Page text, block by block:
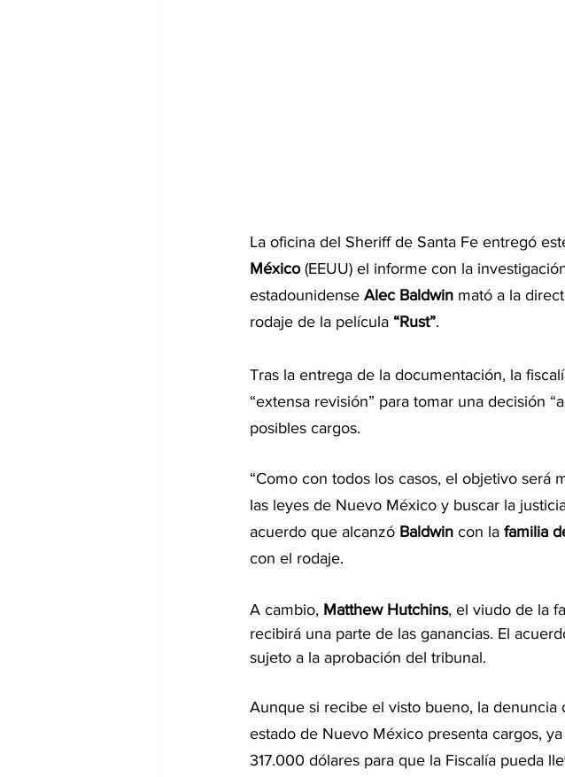
La oficina del Sheriff de Santa Fe entregó
México (EEUU) el informe con la
estadounidense Alec Baldwin mató a la
rodaje de la película “Rust”.
Tras la entrega de la documentación, la
“extensa revisión” para tomar una decisión
posibles cargos.
“Como con todos los casos, el objetivo será
las leyes de Nuevo México y buscar la
acuerdo que alcanzó Baldwin con la familia
con el rodaje.
A cambio, Matthew Hutchins, el viudo de la
recibirá una parte de las ganancias. El
sujeto a la aprobación del tribunal.
Aunque si recibe el visto bueno, la denuncia
estado de Nuevo México presenta cargos,
317.000 dólares para que la Fiscalía pueda